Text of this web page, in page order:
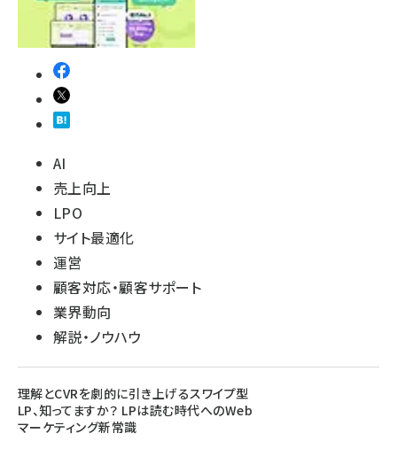
AI
売上向上
LPO
サイト最適化
運営
顧客対応・顧客サポート
業界動向
解説・ノウハウ
理解とCVRを劇的に引き上げるスワイプ型
LP、知ってますか？ LPは読む時代へのWeb
マーケティング新常識